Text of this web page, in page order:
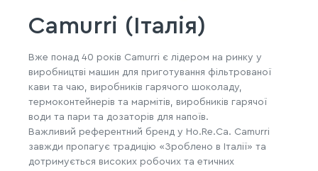
Camurri (Італія)
Вже понад 40 років Camurri є лідером на ринку у
виробництві машин для приготування фільтрованої
кави та чаю, виробників гарячого шоколаду,
термоконтейнерів та мармітів, виробників гарячої
води та пари та дозаторів для напоїв.
Важливий референтний бренд у Ho.Re.Ca. Camurri
завжди пропагує традицію «Зроблено в Італії» та
дотримується високих робочих та етичних